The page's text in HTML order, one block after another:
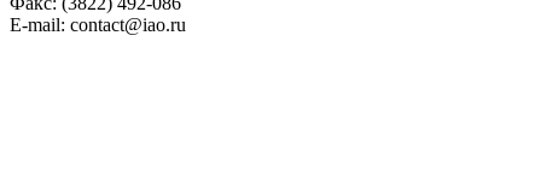
E-mail: contact@iao.ru